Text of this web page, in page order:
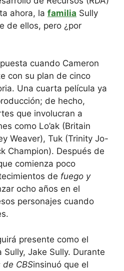
ahora, la familia Sully
de ellos, pero ¿por
cuando Cameron
con su plan de cinco
Una cuarta película ya
de hecho,
que involucran a
como Lo’ak (Britain
Weaver), Tuk (Trinity Jo-
Champion). Después de
comienza poco
de fuego y
ocho años en el
personajes cuando
presente como el
Jake Sully. Durante
de CBSinsinuó que el